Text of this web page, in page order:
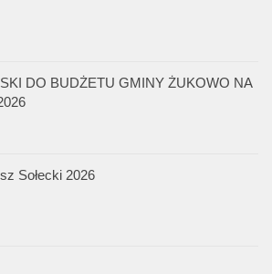
DO BUDŻETU GMINY ŻUKOWO NA
Sołecki 2026